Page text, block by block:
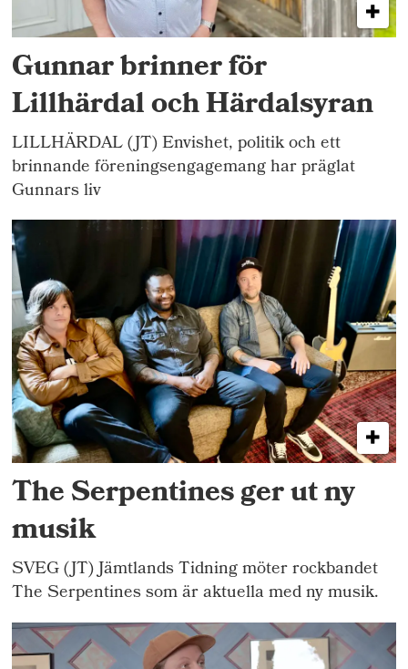
Gunnar brinner för
Lillhärdal och Härdalsyran
LILLHÄRDAL (JT) Envishet, politik och ett
brinnande föreningsengagemang har präglat
Gunnars liv
The Serpentines ger ut ny
musik
SVEG (JT) Jämtlands Tidning möter rockbandet
The Serpentines som är aktuella med ny musik.